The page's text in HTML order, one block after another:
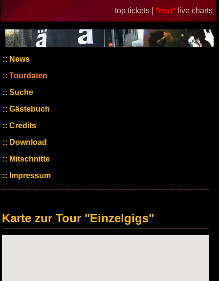
top tickets | *neu* live charts
News
Tourdaten
Suche
Gästebuch
Credits
Download
Mitschnitte
Impressum
Karte zur Tour "Einzelgigs"